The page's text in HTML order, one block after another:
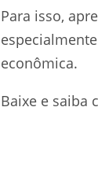
Para isso,
econômica.
Baixe e saiba